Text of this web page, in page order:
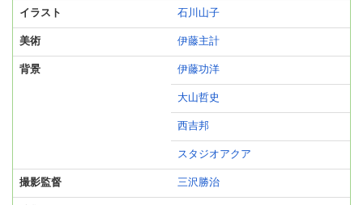
イラスト 石川山子
美術 伊藤主計
背景 伊藤功洋
大山哲史
西吉邦
スタジオアクア
撮影監督 三沢勝治